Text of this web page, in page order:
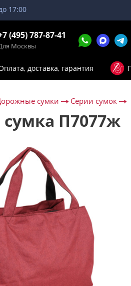
17:00
(495) 787-87-41
Москвы
доставка, гарантия
сумки Серии сумок
П7077ж